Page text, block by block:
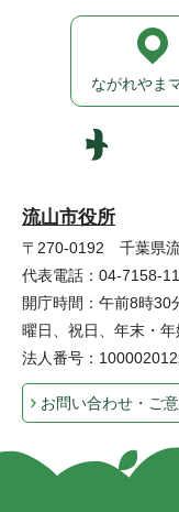
流山市役所
〒270-0192 千葉県
代表電話：04-7158-
開庁時間：午前8時
曜日、祝日、年末・年
法人番号：
お問い合わせ・ご
ながれやま